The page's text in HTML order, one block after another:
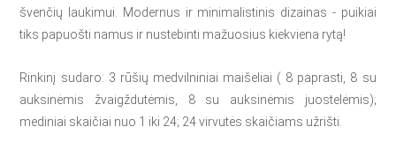
švenčių laukimui. Modernus ir minimalistinis dizainas - puikiai
tiks papuošti namus ir nustebinti mažuosius kiekviena rytą!
Rinkinį sudaro: 3 rūšių medvilniniai maišeliai ( 8 paprasti, 8 su
auksinėmis žvaigždutėmis, 8 su auksinėmis juostelėmis);
mediniai skaičiai nuo 1 iki 24; 24 virvutės skaičiams užrišti.